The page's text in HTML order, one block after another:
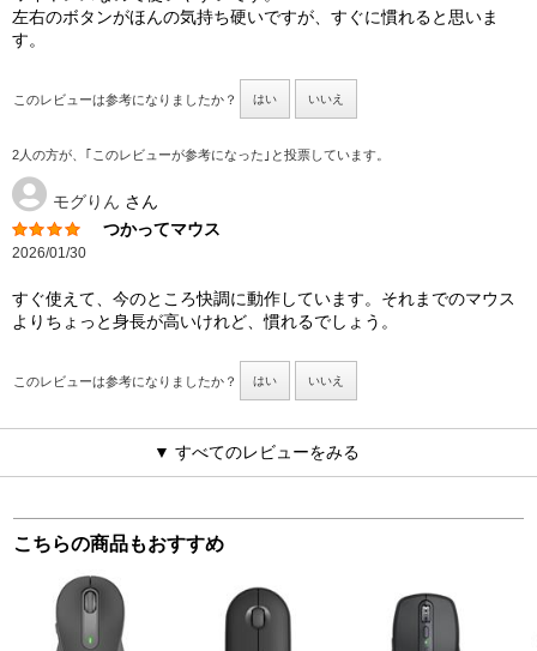
左右のボタンがほんの気持ち硬いですが、すぐに慣れると思いま
す。
このレビューは参考になりましたか？ はい いいえ
2人の方が、｢このレビューが参考になった｣と投票しています。
モグりん さん
つかってマウス
2026/01/30
すぐ使えて、今のところ快調に動作しています。それまでのマウス
よりちょっと身長が高いけれど、慣れるでしょう。
このレビューは参考になりましたか？ はい いいえ
▼ すべてのレビューをみる
こちらの商品もおすすめ